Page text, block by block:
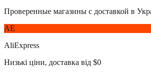
Проверенные магазины с доставкой в
AE
AliExpress
Низькі ціни, доставка від $0